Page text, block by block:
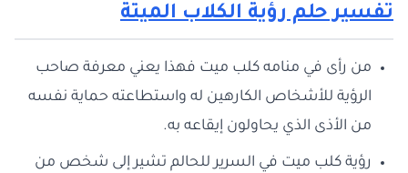
تفسير حلم رؤية الكلاب الميتة
من رأى في منامه كلب ميت فهذا يعني معرفة صاحب
الرؤية للأشخاص الكارهين له واستطاعته حماية نفسه
من الأذى الذي يحاولون إيقاعه به.
رؤية كلب ميت في السرير للحالم تشير إلى شخص من